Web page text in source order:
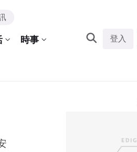
時事 登入